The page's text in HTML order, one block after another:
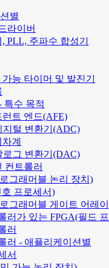
별
라이버
PLL, 주파수 합성기
능 타이머 및 발진기
특수 목적
트 엔드(AFE)
지털 변환기(ADC)
계
로그 변환기(DAC)
컨트롤러
그래머블 논리 장치)
프로세서)
그래머블 게이트 어레
러가 있는 FPGA(필드
러
러 - 애플리케이션별
서